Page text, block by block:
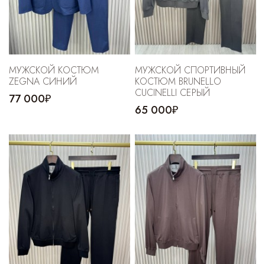
МУЖСКОЙ КОСТЮМ
ZEGNA СИНИЙ
77 000₽
МУЖСКОЙ СПОРТИВНЫЙ
КОСТЮМ BRUNELLO
CUCINELLI СЕРЫЙ
65 000₽